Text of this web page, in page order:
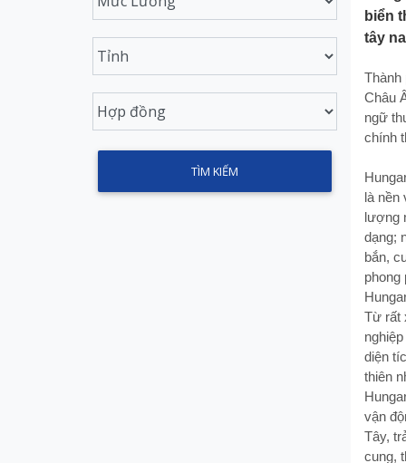
biển
tây
Thành
Châu
ngữ
chính
là nền
lượng
dạng;
bắn,
phong
Từ rất
diện
thiên
vận
Tây,
cung,